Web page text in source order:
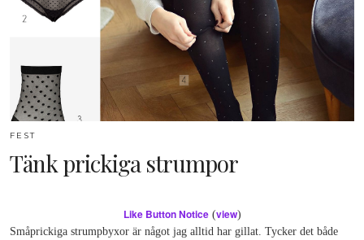
FEST
Tänk prickiga strumpor
Like Button Notice(view)
Småprickiga strumpbyxor är något jag alltid har gillat. Tycker det både